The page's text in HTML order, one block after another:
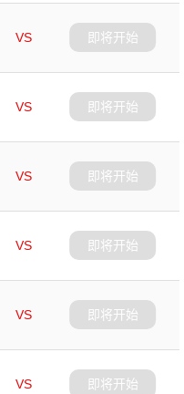
VS
即将开始
VS
即将开始
VS
即将开始
VS
即将开始
VS
即将开始
VS
即将开始